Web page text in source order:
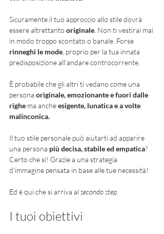
Sicuramente il tuo approccio allo stile dovrà
essere altrettanto originale . Non ti vestirai mai
in modo troppo scontato o banale. Forse
rinneghi le mode , proprio per la tua innata
predisposizione all'andare controcorrente.
È probabile che gli altri ti vedano come una
persona originale, emozionante e fuori dalle
righe ma anche esigente, lunatica e a volte
malinconica.
Il tuo stile personale può aiutarti ad apparire
una persona più decisa, stabile ed empatica?
Certo che sì! Grazie a una strategia
d'immagine pensata in base alle tue necessità!
Ed è qui che si arriva al secondo step.
I tuoi obiettivi